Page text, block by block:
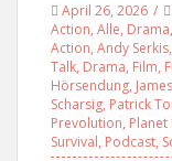
April 26, 2026
Action, Alle, Drama,
Action, Andy Serkis,
Talk, Drama, Film,
Hörsendung,
Scharsig, Patrick
Prevolution,
Survival, Podcast,